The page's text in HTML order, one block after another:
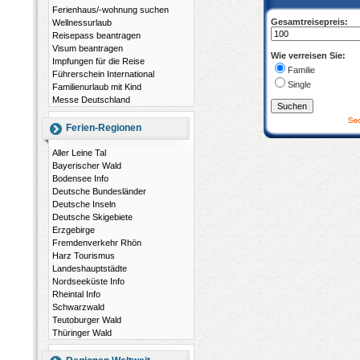
Ferienhaus/-wohnung suchen
Wellnessurlaub
Reisepass beantragen
Visum beantragen
Impfungen für die Reise
Führerschein International
Familienurlaub mit Kind
Messe Deutschland
Ferien-Regionen
Aller Leine Tal
Bayerischer Wald
Bodensee Info
Deutsche Bundesländer
Deutsche Inseln
Deutsche Skigebiete
Erzgebirge
Fremdenverkehr Rhön
Harz Tourismus
Landeshauptstädte
Nordseeküste Info
Rheintal Info
Schwarzwald
Teutoburger Wald
Thüringer Wald
Gesamtreisepreis:
Wie verreisen Sie:
Familie
Single